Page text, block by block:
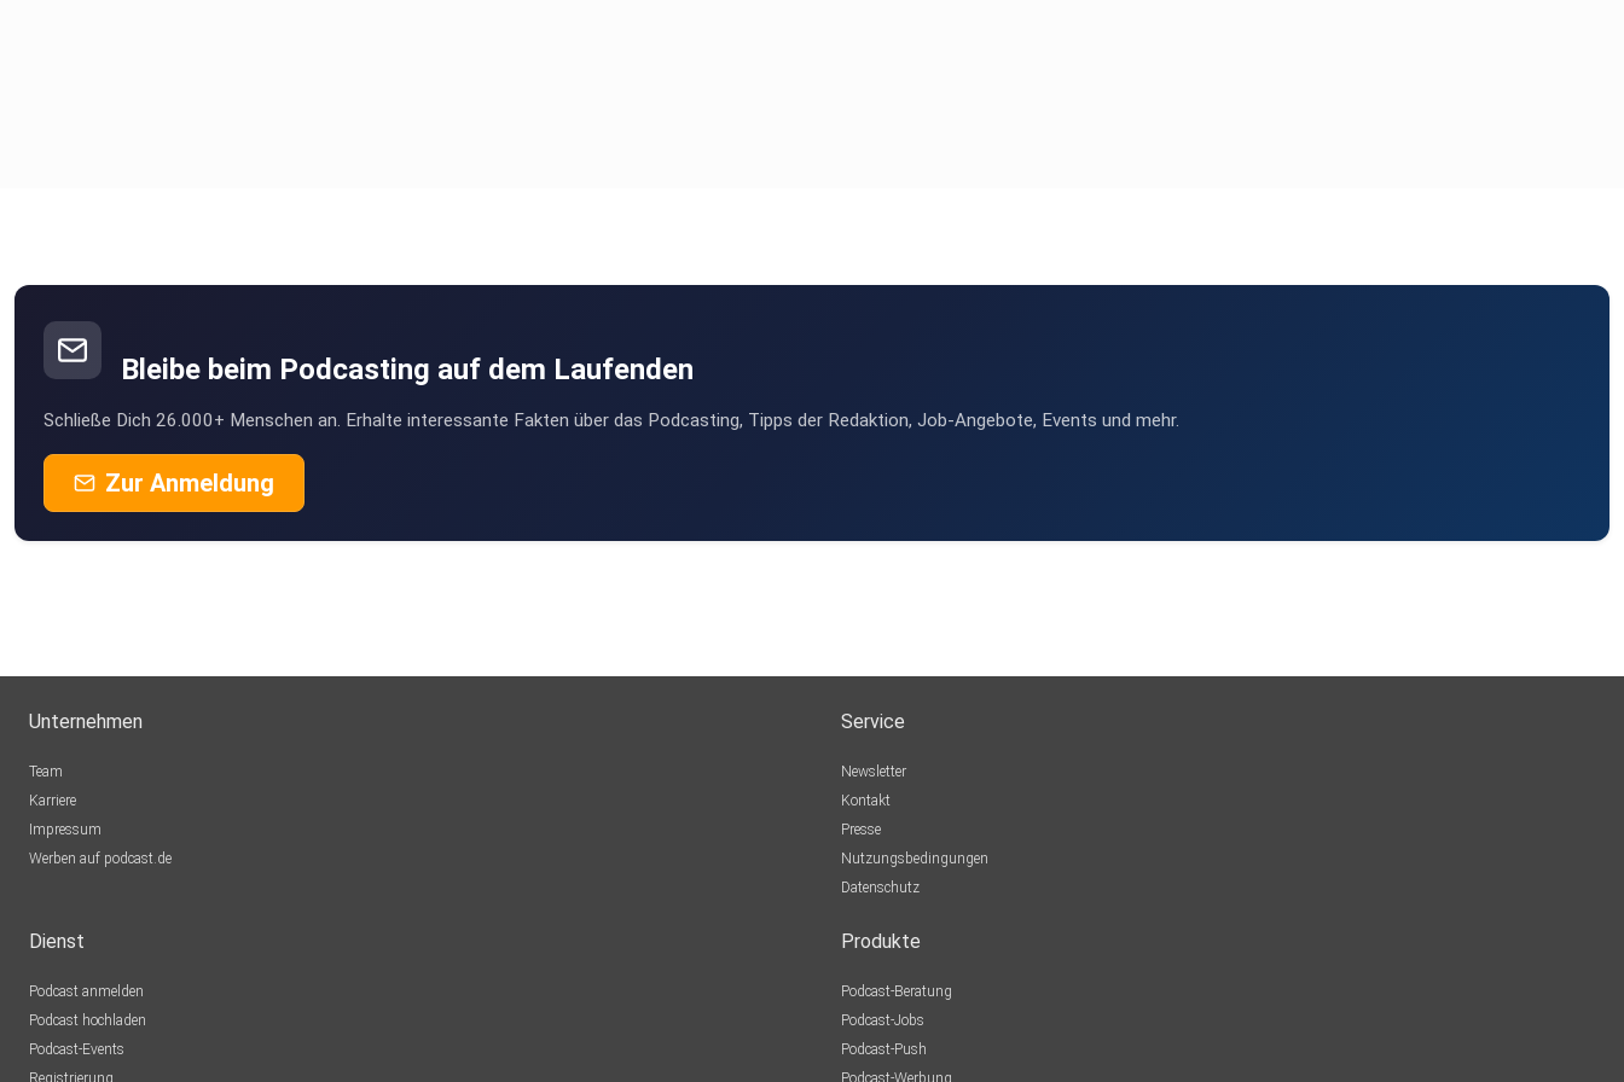
Bleibe beim Podcasting auf dem Laufenden
Schließe Dich 26.000+ Menschen an. Erhalte interessante Fakten über das Podcasting, Tipps der Redaktion, Job-Angebote, Events und mehr.
Zur Anmeldung
Unternehmen
Team
Karriere
Impressum
Werben auf podcast.de
Service
Newsletter
Kontakt
Presse
Nutzungsbedingungen
Datenschutz
Dienst
Podcast anmelden
Podcast hochladen
Podcast-Events
Registrierung
Produkte
Podcast-Beratung
Podcast-Jobs
Podcast-Push
Podcast-Werbung